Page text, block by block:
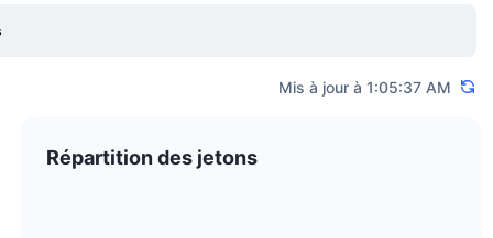
Mis à jour à 1:05:37 AM
Répartition des jetons